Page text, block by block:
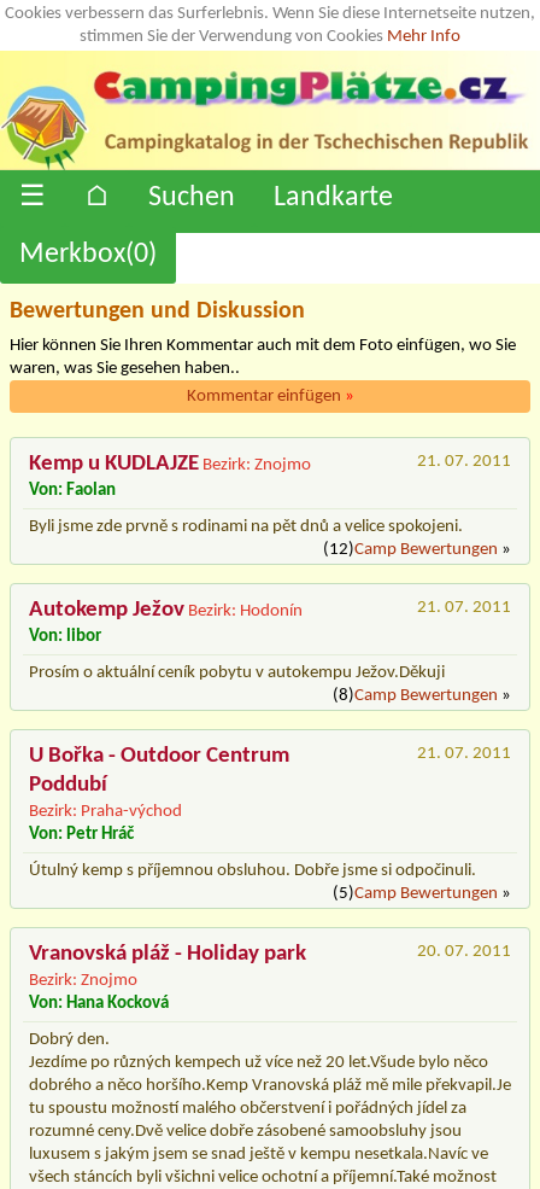
Cookies verbessern das Surferlebnis. Wenn Sie diese Internetseite nutzen,
stimmen Sie der Verwendung von Cookies Mehr Info
☰ ⌂ Suchen
Landkarte
Merkbox(0)
Bewertungen und Diskussion
Hier können Sie Ihren Kommentar auch mit dem Foto einfügen, wo Sie
waren, was Sie gesehen haben..
Kommentar einfügen »
Kemp u KUDLAJZE Bezirk: Znojmo
21. 07. 2011
Von: Faolan
Byli jsme zde prvně s rodinami na pět dnů a velice spokojeni.
(12)Camp Bewertungen »
Autokemp Ježov Bezirk: Hodonín
21. 07. 2011
Von: libor
Prosím o aktuální ceník pobytu v autokempu Ježov.Děkuji
(8)Camp Bewertungen »
U Bořka - Outdoor Centrum
Poddubí
Bezirk: Praha-východ
21. 07. 2011
Von: Petr Hráč
Útulný kemp s příjemnou obsluhou. Dobře jsme si odpočinuli.
(5)Camp Bewertungen »
Vranovská pláž - Holiday park
Bezirk: Znojmo
20. 07. 2011
Von: Hana Kocková
Dobrý den.
Jezdíme po různých kempech už více než 20 let.Všude bylo něco
dobrého a něco horšího.Kemp Vranovská pláž mě mile překvapil.Je
tu spoustu možností malého občerstvení i pořádných jídel za
rozumné ceny.Dvě velice dobře zásobené samoobsluhy jsou
luxusem s jakým jsem se snad ještě v kempu nesetkala.Navíc ve
všech stáncích byli všichni velice ochotní a příjemní.Také možnost